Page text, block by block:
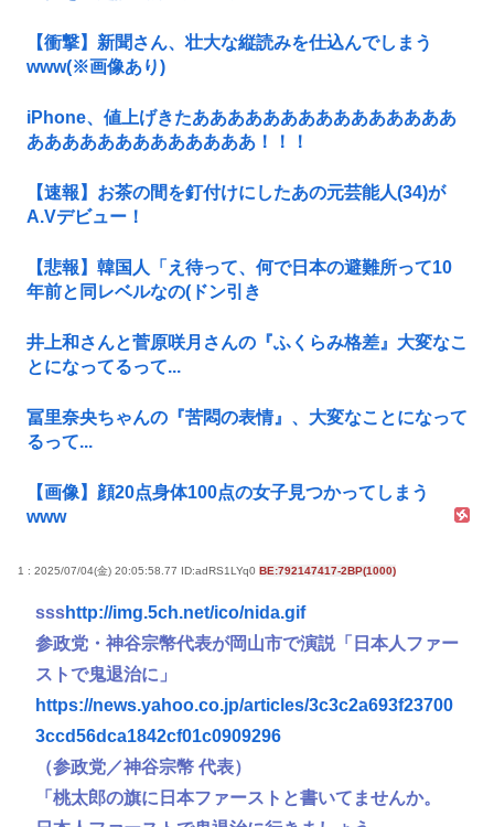
【衝撃】新聞さん、壮大な縦読みを仕込んでしまう
www(※画像あり)
iPhone、値上げきたあああああああああああああああ
あああああああああああああ！！！
【速報】お茶の間を釘付けにしたあの元芸能人(34)が
A.Vデビュー！
【悲報】韓国人「え待って、何で日本の避難所って10
年前と同レベルなの(ドン引き
井上和さんと菅原咲月さんの『ふくらみ格差』大変なこ
とになってるって...
冨里奈央ちゃんの『苦悶の表情』、大変なことになって
るって...
【画像】顔20点身体100点の女子見つかってしまう
www
1 : 2025/07/04(金) 20:05:58.77 ID:adRS1LYq0 BE:792147417-2BP(1000)
ssshttp://img.5ch.net/ico/nida.gif
参政党・神谷宗幣代表が岡山市で演説「日本人ファー
ストで鬼退治に」
https://news.yahoo.co.jp/articles/3c3c2a693f23700
3ccd56dca1842cf01c0909296
（参政党／神谷宗幣 代表）
「桃太郎の旗に日本ファーストと書いてませんか。